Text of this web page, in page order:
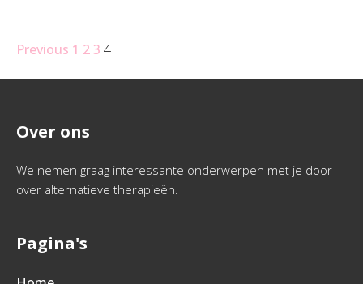
Previous 1 23 4
Over ons
We nemen graag interessante onderwerpen met je door
over alternatieve therapieën.
Pagina's